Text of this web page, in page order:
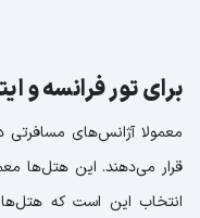
برای تور فرانسه و ایتالیا هتل 4
قرار می‌دهند. این هتل‌ها